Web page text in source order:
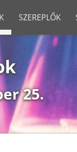
SZEREPLŐK
Kutatók
Kutatók
25.